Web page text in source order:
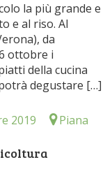
la più grande e
e al riso. Al
da
ottobre i
della cucina
degustare […]
2019
Piana